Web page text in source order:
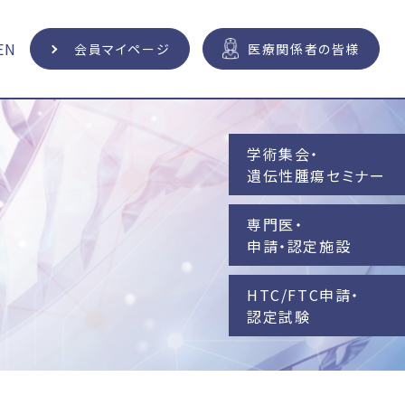
会員マイページ 医療関係者の皆様
学術集会・
遺伝性腫瘍セミナー
専門医・
申請・認定施設
HTC/FTC申請・
認定試験